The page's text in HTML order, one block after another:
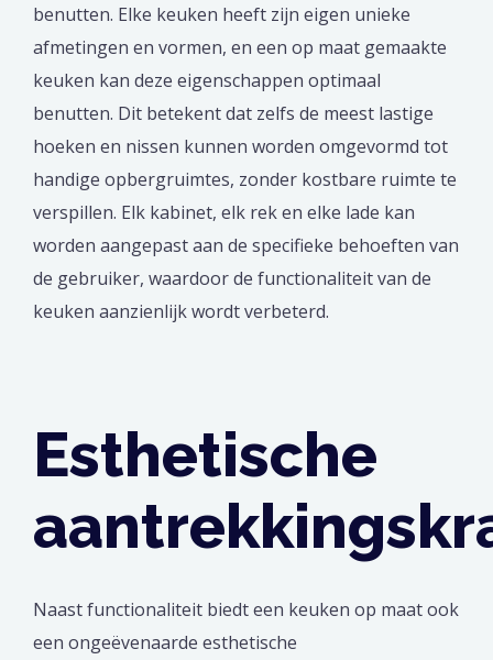
benutten. Elke keuken heeft zijn eigen unieke
afmetingen en vormen, en een op maat gemaakte
keuken kan deze eigenschappen optimaal
benutten. Dit betekent dat zelfs de meest lastige
hoeken en nissen kunnen worden omgevormd tot
handige opbergruimtes, zonder kostbare ruimte te
verspillen. Elk kabinet, elk rek en elke lade kan
worden aangepast aan de specifieke behoeften van
de gebruiker, waardoor de functionaliteit van de
keuken aanzienlijk wordt verbeterd.
Esthetische
Naast functionaliteit biedt een keuken op maat ook
een ongeëvenaarde esthetische